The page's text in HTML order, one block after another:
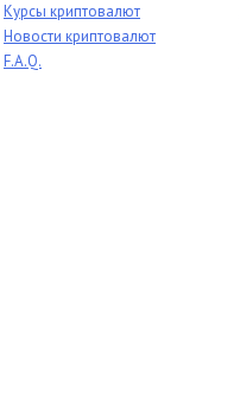
Курсы криптовалют
Новости криптовалют
F.A.Q.